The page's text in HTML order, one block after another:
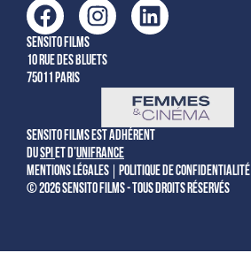
Sensito films
10 rue des Bluets
75011 Paris
Sensito Films est adhérent
duSPI et d’Unifrance
Mentions légales
Politique de confidentialité
© 2026 Sensito Films - Tous droits réservés